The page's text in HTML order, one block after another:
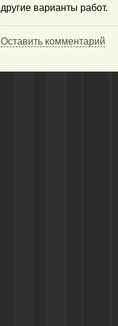
другие варианты работ.
Оставить комментарий